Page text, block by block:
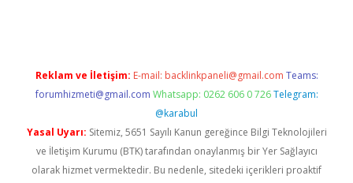
Reklam ve İletişim: E-mail: backlinkpaneli@gmail.com Teams:
forumhizmeti@gmail.com Whatsapp: 0262 606 0 726 Telegram:
@karabul
Yasal Uyarı: Sitemiz, 5651 Sayılı Kanun gereğince Bilgi Teknolojileri
ve İletişim Kurumu (BTK) tarafından onaylanmış bir Yer Sağlayıcı
olarak hizmet vermektedir. Bu nedenle, sitedeki içerikleri proaktif